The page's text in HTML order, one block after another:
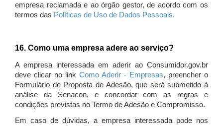
empresa reclamada e ao órgão gestor, de acordo com os
termos das Políticas de Uso de Dados Pessoais.
16. Como uma empresa adere ao serviço?
A empresa interessada em aderir ao Consumidor.gov.br
deve clicar no link Como Aderir - Empresas, preencher o
Formulário de Proposta de Adesão, que será submetido à
análise da Senacon, e concordar com as regras e
condições previstas no Termo de Adesão e Compromisso.
Em caso de dúvidas, a empresa interessada pode nos